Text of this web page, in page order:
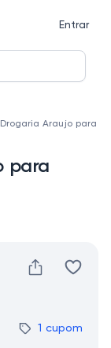
Entrar
Araujo para
para
1 cupom